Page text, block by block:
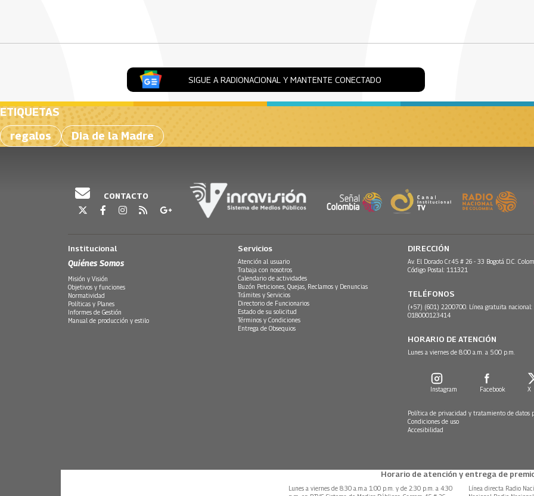
SIGUE A RADIONACIONAL Y MANTENTE CONECTADO
ETIQUETAS
regalos
Dia de la Madre
CONTACTO
Institucional
Quiénes Somos
Misión y Visión
Objetivos y funciones
Normatividad
Políticas y Planes
Informes de Gestión
Manual de producción y estilo
Servicios
Atención al usuario
Trabaja con nosotros
Calendario de actividades
Buzón Peticiones, Quejas, Reclamos y Denuncias
Trámites y Servicios
Directorio de Funcionarios
Estado de su solicitud
Términos y Condiciones
Entrega de Obsequios
DIRECCIÓN
Av. El Dorado Cr.45 # 26 - 33 Bogotá D.C.
Código Postal: 111321
TELÉFONOS
(+57) (601) 2200700. Línea gratuita nacional:
018000123414
HORARIO DE ATENCIÓN
Lunes a viernes de 8:00 a.m. a 5:00 p.m.
Instagram Facebook X
Política de privacidad y tratamiento de datos
Condiciones de uso
Accesibilidad
Horario de atención y entrega de
Lunes a viernes de 8:30 a.m.a 1:00 p.m. y de 2:30 p.m. a 4:30
Línea directa Radio